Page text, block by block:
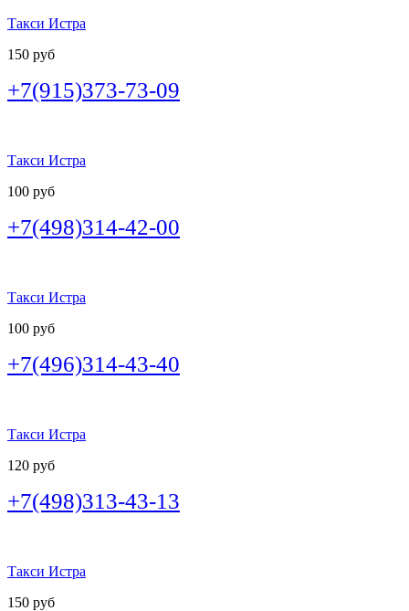
Такси Истра
150 руб
+7(915)373-73-09
Такси Истра
100 руб
+7(498)314-42-00
Такси Истра
100 руб
+7(496)314-43-40
Такси Истра
120 руб
+7(498)313-43-13
Такси Истра
150 руб